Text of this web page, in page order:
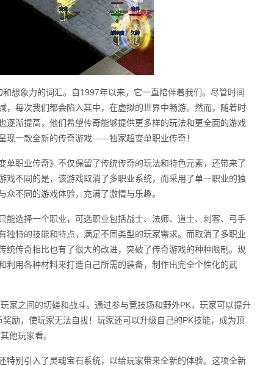
想象力的词汇。自1997年以来，它一直陪伴着我们。尽管时间
，每次我们都会陷入其中，在虚拟的世界中畅游。然而，随着时
逐渐提高，他们希望传奇能够提供更多样的玩法和更全面的游戏
现一款全新的传奇游戏——独家超变单职业传奇！
单职业传奇》不仅保留了传统传奇的玩法和特色元素，还带来了
戏不同的是，该游戏取消了多职业系统，而采用了单一职业的独
不同的游戏体验，充满了激情与乐趣。
能选择一个职业，可选职业包括战士、法师、道士、刺客、弓手
独特的技能和特点，满足不同类型的玩家需求。而取消了多职业
统传奇相比也有了很大的改进，突破了传奇游戏的种种限制。现
利用各种材料来打造自己所需的装备，制作出完全个性化的武
家之间的切磋和战斗。通过参与竞技场和野外PK，玩家可以提升
励，使玩家无法自拔！玩家还可以升级自己的PK技能，成为顶
他玩家看。
特别引入了灵魂宝石系统，以给玩家带来全新的体验。这项全新